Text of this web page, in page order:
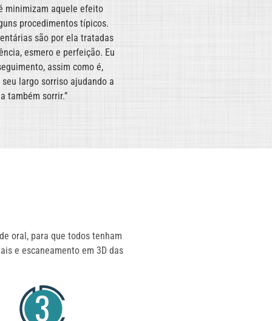
minimizam aquele efeito
procedimentos típicos.
são por ela tratadas
esmero e perfeição. Eu
assim como é,
largo sorriso ajudando a
também sorrir.”
oral, para que todos tenham
e escaneamento em 3D das